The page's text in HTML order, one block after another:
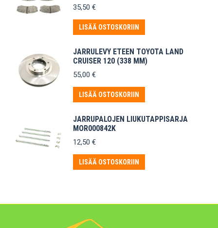
35,50 €
LISÄÄ OSTOSKORIIN
JARRULEVY ETEEN TOYOTA LAND
CRUISER 120 (338 MM)
55,00 €
LISÄÄ OSTOSKORIIN
JARRUPALOJEN LIUKUTAPPISARJA
MOR000842K
12,50 €
LISÄÄ OSTOSKORIIN